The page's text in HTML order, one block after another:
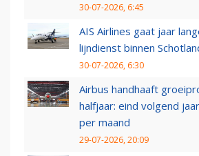
30-07-2026, 6:45
AIS Airlines gaat jaar
lijndienst binnen
30-07-2026, 6:30
Airbus handhaaft
halfjaar: eind volgend
per maand
29-07-2026, 20:09